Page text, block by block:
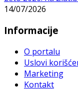
14/07/2026
Informacije
O portalu
Uslovi
Marketing
Kontakt